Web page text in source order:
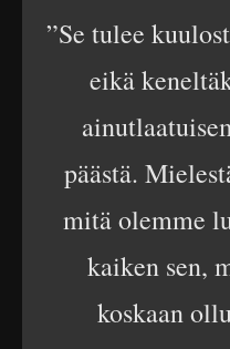
”Se tulee
eikä
päästä.
mitä olemme
kaiken sen,
koskaan